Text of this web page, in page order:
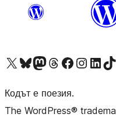
Visit our X (formerly Twitter) account
Visit our Bluesky account
Visit our Mastodon account
Visit our Threads account
Посетете нашата страница във
Посетете нашия
ПосететеVisit
Кодът е поезия.
The WordPress®